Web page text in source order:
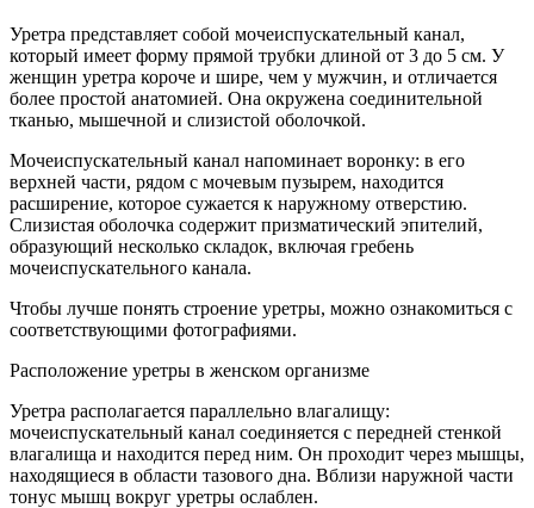
Уретра представляет собой мочеиспускательный канал,
который имеет форму прямой трубки длиной от 3 до 5 см. У
женщин уретра короче и шире, чем у мужчин, и отличается
более простой анатомией. Она окружена соединительной
тканью, мышечной и слизистой оболочкой.
Мочеиспускательный канал напоминает воронку: в его
верхней части, рядом с мочевым пузырем, находится
расширение, которое сужается к наружному отверстию.
Слизистая оболочка содержит призматический эпителий,
образующий несколько складок, включая гребень
мочеиспускательного канала.
Чтобы лучше понять строение уретры, можно ознакомиться с
соответствующими фотографиями.
Расположение уретры в женском организме
Уретра располагается параллельно влагалищу:
мочеиспускательный канал соединяется с передней стенкой
влагалища и находится перед ним. Он проходит через мышцы,
находящиеся в области тазового дна. Вблизи наружной части
тонус мышц вокруг уретры ослаблен.